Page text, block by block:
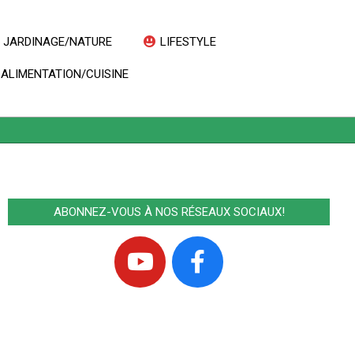
JARDINAGE/NATURE LIFESTYLE
ALIMENTATION/CUISINE
ABONNEZ-VOUS À NOS RÉSEAUX SOCIAUX!